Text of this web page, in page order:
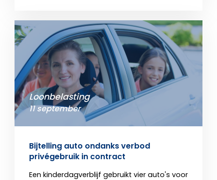
Loonbelasting
11 september
Bijtelling auto ondanks verbod
privégebruik in contract
Een kinderdagverblijf gebruikt vier auto's voor